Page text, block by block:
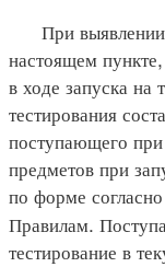
При выявлении
настоящем
в ходе запуска на
тестирования
поступающего
предметов при
по форме согласно
Правилам.
тестирование в